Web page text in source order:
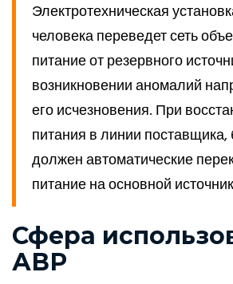
Электротехническая
человека переведет сеть
питание от резервного
возникновении аномалий
его исчезновения. При
питания в линии
должен автоматические
питание на основной
Сфера
АВР